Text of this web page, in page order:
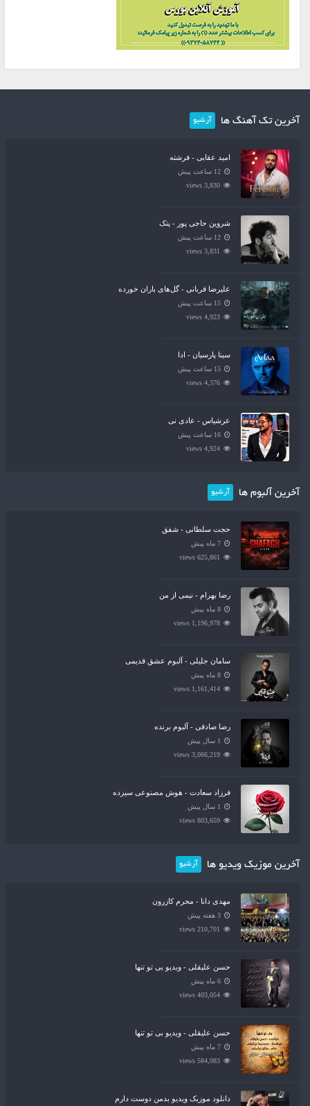
آخرین تک آهنگ ها آرشیو
امید عقابی - فرشته
12 ساعت پیش
3,830 views
شروین حاجی پور - پتک
12 ساعت پیش
3,831 views
علیرضا قربانی - گل‌های باران خورده
15 ساعت پیش
4,923 views
سینا پارسیان - ادا
15 ساعت پیش
4,376 views
عرشیاس - عادی نی
16 ساعت پیش
4,924 views
آخرین آلبوم ها آرشیو
حجت سلطانی - شفق
7 ماه پیش
625,861 views
رضا بهرام - نیمی از من
8 ماه پیش
1,196,978 views
سامان جلیلی - آلبوم عشق قدیمی
8 ماه پیش
1,161,414 views
رضا صادقی - آلبوم برنده
1 سال پیش
3,066,219 views
فرزاد سعادت - هوش مصنوعی سیزده
1 سال پیش
803,659 views
آخرین موزیک ویدیو ها آرشیو
مهدی دانا - محرم کازرون
3 هفته پیش
210,701 views
حسن علیقلی - ویدیو بی تو تنها
6 ماه پیش
403,054 views
حسن علیقلی - ویدیو بی تو تنها
7 ماه پیش
584,083 views
دانلود موزیک ویدیو بدمن دوست دارم